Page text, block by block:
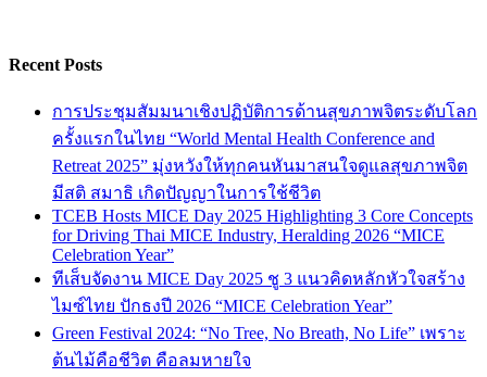
Recent Posts
การประชุมสัมมนาเชิงปฏิบัติการด้านสุขภาพจิตระดับโลก
ครั้งแรกในไทย “World Mental Health Conference and
Retreat 2025” มุ่งหวังให้ทุกคนหันมาสนใจดูแลสุขภาพจิต
มีสติ สมาธิ เกิดปัญญาในการใช้ชีวิต
TCEB Hosts MICE Day 2025 Highlighting 3 Core Concepts
for Driving Thai MICE Industry, Heralding 2026 “MICE
Celebration Year”
ทีเส็บจัดงาน MICE Day 2025 ชู 3 แนวคิดหลักหัวใจสร้าง
ไมซ์ไทย ปักธงปี 2026 “MICE Celebration Year”
Green Festival 2024: “No Tree, No Breath, No Life” เพราะ
ต้นไม้คือชีวิต คือลมหายใจ